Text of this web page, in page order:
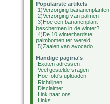
Populairste artikels
1)Verzorging bananenplanten
2)Verzorging van palmen
3)Hoe een bananenplant
beschermen in de winter?
4)De 10 winterhardste
palmbomen ter wereld
5)Zaaien van avocado
Handige pagina's
Exoten adressen
Veel gestelde vragen
Hoe foto's uploaden
Richtlijnen
Disclaimer
Link naar ons
Links